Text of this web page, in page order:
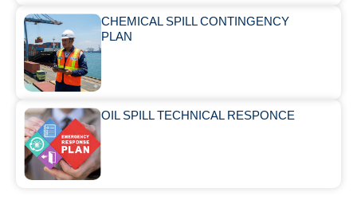
CHEMICAL SPILL CONTINGENCY
PLAN
OIL SPILL TECHNICAL RESPONCE